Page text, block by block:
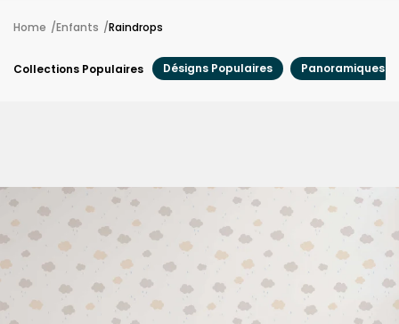
Home Enfants Raindrops
Collections Populaires Désigns Populaires Panoramiques